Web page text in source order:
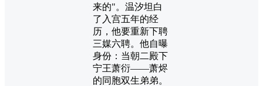
来的"。温汐坦白
了入宫五年的经
历，他要重新下聘
三媒六聘。他自曝
身份：当朝二殿下
宁王萧衍——萧烬
的同胞双生弟弟。